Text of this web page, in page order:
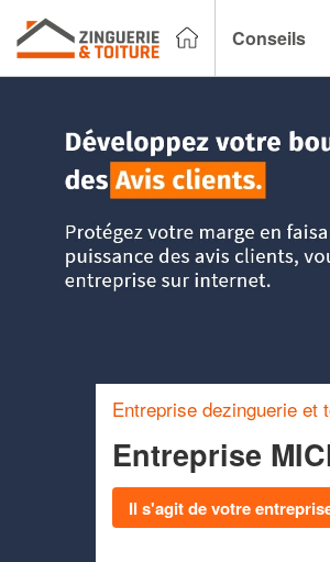
Conseils
Entreprise dezinguerie et
Entreprise
Il s'agit de votre